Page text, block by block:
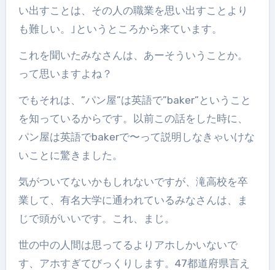
い出すことは、その人の職業を思い出すことより
も難しい。｣というところから来ています。
これを聞いたみなさんは、あーそういうことか。
って思いますよね？
でもそれは、”パン屋”は英語で”baker”ということ
を知っているからです。以前この話をした時に、
パン屋は英語でbakerで〜って説明しなきゃいけな
いことに驚きました。
気がついてないかもしれないですが、滝高校を卒
業して、有名大学に通われているみなさんは、ま
じで頭がいいです。これ、まじ。
世の中の人間は思ってるよりアホしかいないで
す、アホすぎてびっくりします。47都道府県言え